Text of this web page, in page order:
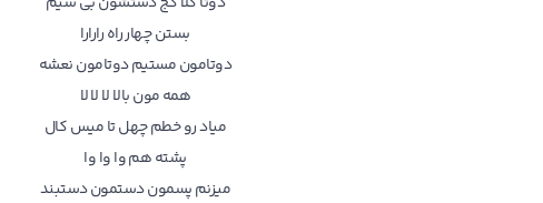
بستن چهار راه رارارا
دوتامون مستیم دوتامون نعشه
همه مون بالا لا لا لا
میاد رو خطم چهل تا میس کال
پشته هم وا وا وا
میزنم پسمون دستمون دستبند